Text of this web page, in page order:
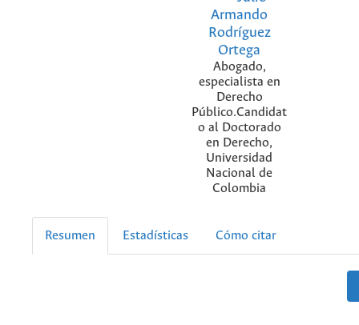
Armando
Rodríguez
Ortega
Abogado,
especialista en
Derecho
Público.Candidat
o al Doctorado
en Derecho,
Universidad
Nacional de
Colombia
Resumen Estadísticas Cómo citar